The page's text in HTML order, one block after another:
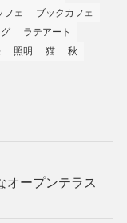
フェ
ブックカフェ
ラテアート
照明 猫
秋
オープンテラス